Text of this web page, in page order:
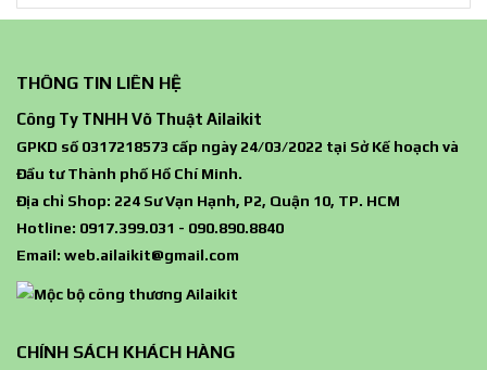
THÔNG TIN LIÊN HỆ
Công Ty TNHH Võ Thuật Ailaikit
GPKD số 0317218573 cấp ngày 24/03/2022 tại Sở Kế hoạch và
Đầu tư Thành phố Hồ Chí Minh.
Địa chỉ Shop: 224 Sư Vạn Hạnh, P2, Quận 10, TP. HCM
Hotline: 0917.399.031 - 090.890.8840
Email: web.ailaikit@gmail.com
CHÍNH SÁCH KHÁCH HÀNG